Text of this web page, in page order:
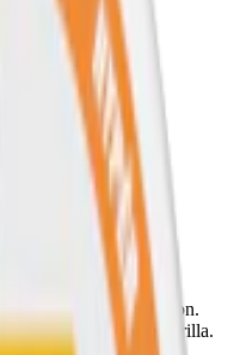
Curd
och söt smak av citron.
4,4 mg nikotin per prilla.